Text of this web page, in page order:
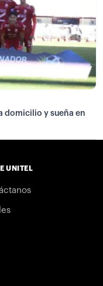
domicilio y sueña en
UNITEL